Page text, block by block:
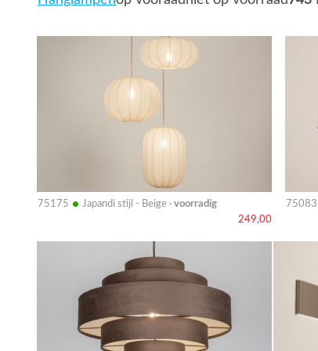
75175 • Japandi stijl - Beige · voorradig
249,00
Bekijk
75083
Bekijk
Bekijk
Bekijk